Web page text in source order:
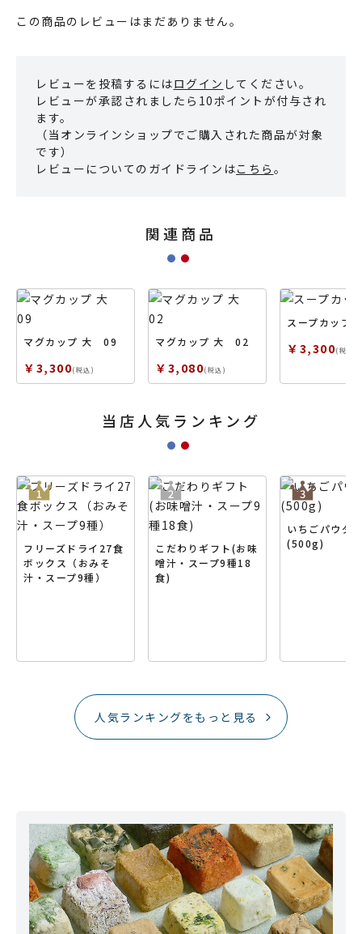
この商品のレビューはまだありません。
レビューを投稿するにはログイン してください。
レビューが承認されましたら10ポイントが付与され
ます。
（当オンラインショップでご購入された商品が対象
です）
レビューについてのガイドラインはこちら 。
関連商品
マグカップ 大 09
￥3,300(税込)
マグカップ 大 02
￥3,080(税込)
スープカッ
￥3,300(税込)
当店人気ランキング
フリーズドライ27食
ボックス（おみそ
汁・スープ9種）
こだわりギフト(お味
噌汁・スープ9種18
食)
いちごパウダ
(500g)
人気ランキングをもっと見る